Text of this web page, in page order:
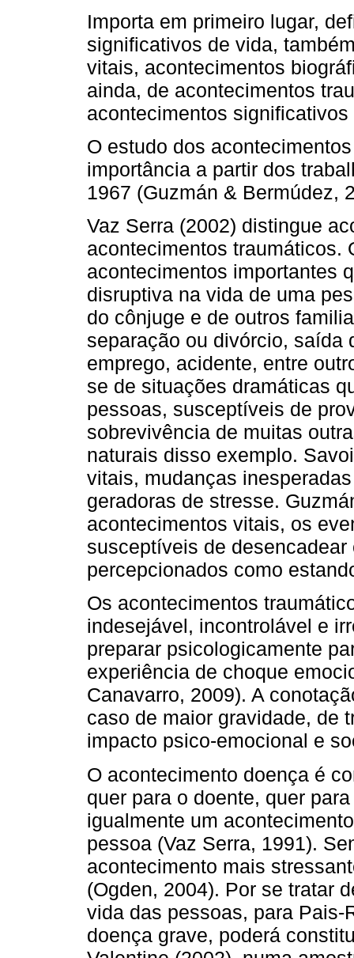
Importa em primeiro lugar,
significativos de vida,
vitais, acontecimentos
ainda, de acontecimentos
acontecimentos
O estudo dos
importância a partir dos
1967 (Guzmán & Bermúdez,
Vaz Serra (2002) distingue
acontecimentos traumáticos.
acontecimentos importantes
disruptiva na vida de uma
do cônjuge e de outros
separação ou divórcio, saída
emprego, acidente, entre
se de situações dramáticas
pessoas, susceptíveis de
sobrevivência de muitas
naturais disso exemplo.
vitais, mudanças
geradoras de stresse.
acontecimentos vitais, os
susceptíveis de
percepcionados como
Os acontecimentos
indesejável, incontrolável e
preparar psicologicamente
experiência de choque
Canavarro, 2009). A
caso de maior gravidade, de
impacto psico-emocional e
O acontecimento doença é
quer para o doente, quer
igualmente um
pessoa (Vaz Serra, 1991).
acontecimento mais
(Ogden, 2004). Por se tratar
vida das pessoas, para Pais-
doença grave, poderá